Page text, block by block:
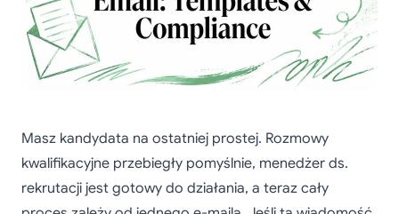
Masz kandydata na ostatniej prostej. Rozmowy
kwalifikacyjne przebiegły pomyślnie, menedżer ds.
rekrutacji jest gotowy do działania, a teraz cały